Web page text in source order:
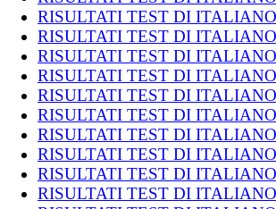
RISULTATI TEST DI
RISULTATI TEST DI
RISULTATI TEST DI
RISULTATI TEST DI
RISULTATI TEST DI
RISULTATI TEST DI
RISULTATI TEST DI
RISULTATI TEST DI
RISULTATI TEST DI
RISULTATI TEST DI